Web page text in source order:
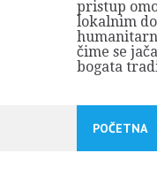
pristup
lokalnim
čime se
bogata
POČETNA